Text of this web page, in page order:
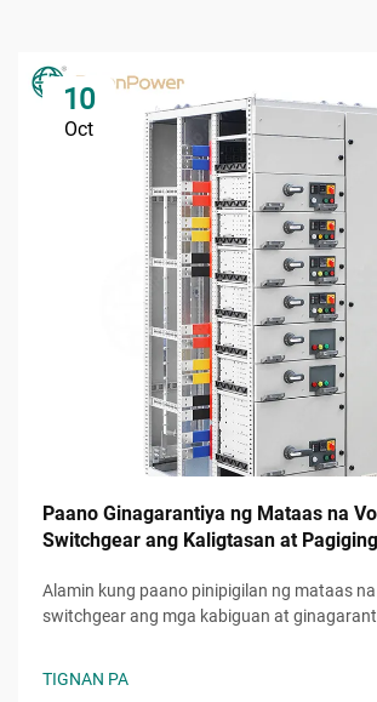
10
Oct
Paano Ginagarantiya ng Mataas na
Switchgear ang Kaligtasan at
Alamin kung paano pinipigilan ng mataas
switchgear ang mga kabiguan at
TIGNAN PA